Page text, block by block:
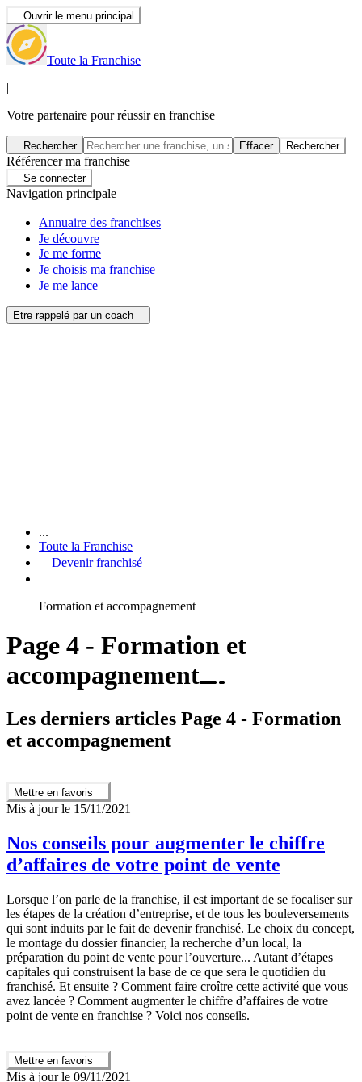
Ouvrir le menu principal
Toute la Franchise
|
Votre partenaire pour réussir en franchise
Rechercher Effacer Rechercher
Référencer ma franchise
Se connecter
Navigation principale
Annuaire des franchises
Je découvre
Je me forme
Je choisis ma franchise
Je me lance
Etre rappelé par un coach
...
Toute la Franchise
Devenir franchisé
Formation et accompagnement
Page 4 - Formation et
accompagnement
Les derniers articles Page 4 - Formation
et accompagnement
Mettre en favoris
Mis à jour le 15/11/2021
Nos conseils pour augmenter le chiffre
d’affaires de votre point de vente
Lorsque l’on parle de la franchise, il est important de se focaliser sur
les étapes de la création d’entreprise, et de tous les bouleversements
qui sont induits par le fait de devenir franchisé. Le choix du concept,
le montage du dossier financier, la recherche d’un local, la
préparation du point de vente pour l’ouverture... Autant d’étapes
capitales qui construisent la base de ce que sera le quotidien du
franchisé. Et ensuite ? Comment faire croître cette activité que vous
avez lancée ? Comment augmenter le chiffre d’affaires de votre
point de vente en franchise ? Voici nos conseils.
Mettre en favoris
Mis à jour le 09/11/2021